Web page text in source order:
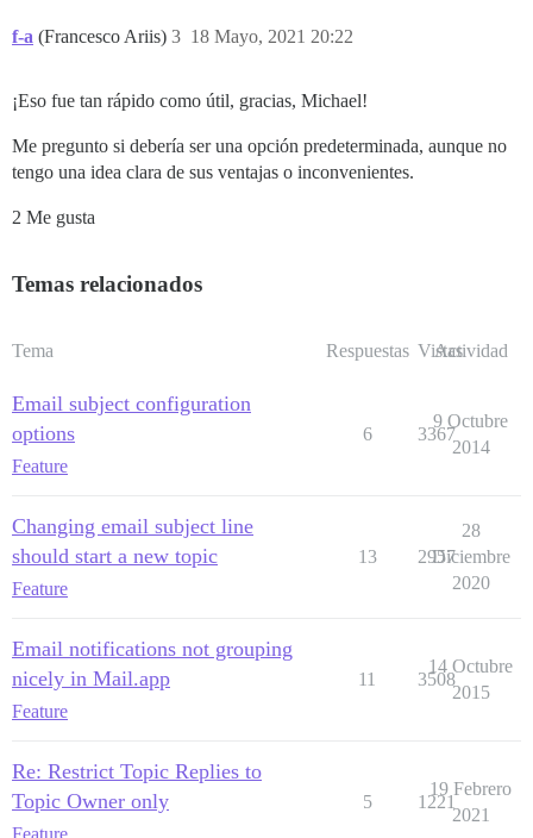
f-a (Francesco Ariis) 18 Mayo, 2021 20:22
3
¡Eso fue tan rápido como útil, gracias, Michael!
Me pregunto si debería ser una opción predeterminada, aunque no
tengo una idea clara de sus ventajas o inconvenientes.
2 Me gusta
Temas relacionados
Tema Respuestas Vistas
Actividad
Email subject configuration
options
Feature
6 3367
9 Octubre
2014
Changing email subject line
should start a new topic
Feature
13 2957
28
Diciembre
2020
Email notifications not grouping
nicely in Mail.app
Feature
11 3508
14 Octubre
2015
Re: Restrict Topic Replies to
Topic Owner only
Feature
5 1221
19 Febrero
2021